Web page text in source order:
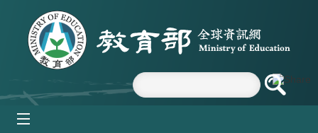
跳到主要內容區塊